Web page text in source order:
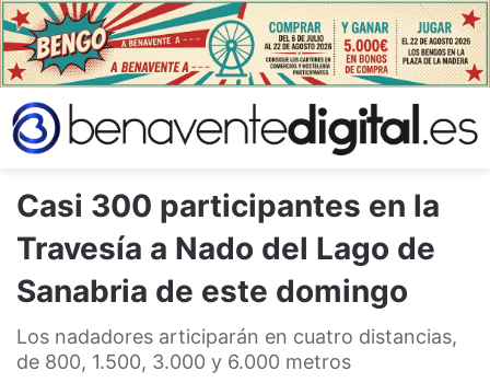
Casi 300 participantes en la
Travesía a Nado del Lago de
Sanabria de este domingo
Los nadadores articiparán en cuatro distancias,
de 800, 1.500, 3.000 y 6.000 metros